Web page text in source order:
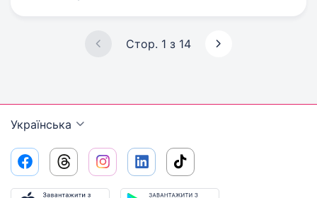
Стор. 1 з 14
Українська